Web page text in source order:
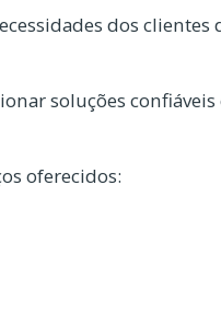
dos clientes
soluções confiáveis
oferecidos: